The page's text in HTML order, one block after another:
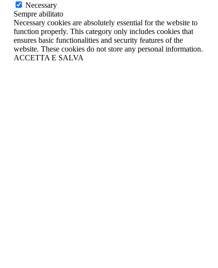
Necessary
Sempre abilitato
Necessary cookies are absolutely essential for the website to
function properly. This category only includes cookies that
ensures basic functionalities and security features of the
website. These cookies do not store any personal information.
ACCETTA E SALVA